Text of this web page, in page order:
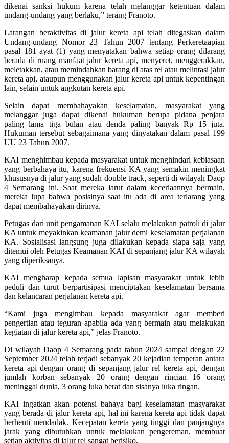
dikenai sanksi hukum karena telah melanggar ketentuan dalam
undang-undang yang berlaku,” terang Franoto.
Larangan beraktivitas di jalur kereta api telah ditegaskan dalam
Undang-undang Nomor 23 Tahun 2007 tentang Perkeretaapian
pasal 181 ayat (1) yang menyatakan bahwa setiap orang dilarang
berada di ruang manfaat jalur kereta api, menyeret, menggerakkan,
meletakkan, atau memindahkan barang di atas rel atau melintasi jalur
kereta api, ataupun menggunakan jalur kereta api untuk kepentingan
lain, selain untuk angkutan kereta api.
Selain dapat membahayakan keselamatan, masyarakat yang
melanggar juga dapat dikenai hukuman berupa pidana penjara
paling lama tiga bulan atau denda paling banyak Rp 15 juta.
Hukuman tersebut sebagaimana yang dinyatakan dalam pasal 199
UU 23 Tahun 2007.
KAI menghimbau kepada masyarakat untuk menghindari kebiasaan
yang berbahaya itu, karena frekuensi KA yang semakin meningkat
khususnya di jalur yang sudah double track, seperti di wilayah Daop
4 Semarang ini. Saat mereka larut dalam keceriaannya bermain,
mereka lupa bahwa posisinya saat itu ada di area terlarang yang
dapat membahayakan dirinya.
Petugas dari unit pengamanan KAI selalu melakukan patroli di jalur
KA untuk meyakinkan keamanan jalur demi keselamatan perjalanan
KA. Sosialisasi langsung juga dilakukan kepada siapa saja yang
ditemui oleh Petugas Keamanan KAI di sepanjang jalur KA wilayah
yang diperiksanya.
KAI mengharap kepada semua lapisan masyarakat untuk lebih
peduli dan turut berpartisipasi menciptakan keselamatan bersama
dan kelancaran perjalanan kereta api.
“Kami juga mengimbau kepada masyarakat agar memberi
pengertian atau teguran apabila ada yang bermain atau melakukan
kegiatan di jalur kereta api,” jelas Franoto.
Di wilayah Daop 4 Semarang pada tahun 2024 sampai dengan 22
September 2024 telah terjadi sebanyak 20 kejadian temperan antara
kereta api dengan orang di sepanjang jalur rel kereta api, dengan
jumlah korban sebanyak 20 orang dengan rincian 16 orang
meninggal dunia, 3 orang luka berat dan sisanya luka ringan.
KAI ingatkan akan potensi bahaya bagi keselamatan masyarakat
yang berada di jalur kereta api, hal ini karena kereta api tidak dapat
berhenti mendadak. Kecepatan kereta yang tinggi dan panjangnya
jarak yang dibutuhkan untuk melakukan pengereman, membuat
setiap aktivitas di jalur rel sangat berisiko.